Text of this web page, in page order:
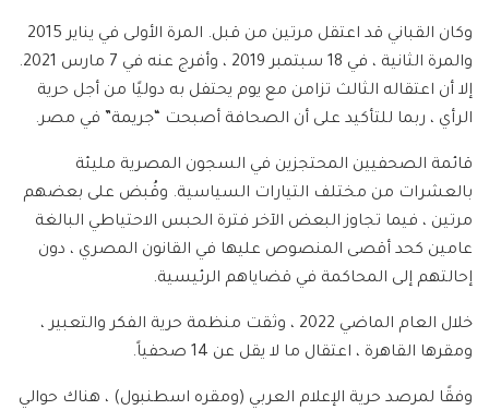
وكان القباني قد اعتقل مرتين من قبل. المرة الأولى في يناير 2015
والمرة الثانية ، في 18 سبتمبر 2019 ، وأفرج عنه في 7 مارس 2021.
إلا أن اعتقاله الثالث تزامن مع يوم يحتفل به دوليًا من أجل حرية
الرأي ، ربما للتأكيد على أن الصحافة أصبحت “جريمة” في مصر.
قائمة الصحفيين المحتجزين في السجون المصرية مليئة
بالعشرات من مختلف التيارات السياسية. وقُبض على بعضهم
مرتين ، فيما تجاوز البعض الآخر فترة الحبس الاحتياطي البالغة
عامين كحد أقصى المنصوص عليها في القانون المصري ، دون
إحالتهم إلى المحاكمة في قضاياهم الرئيسية.
خلال العام الماضي 2022 ، وثقت منظمة حرية الفكر والتعبير ،
ومقرها القاهرة ، اعتقال ما لا يقل عن 14 صحفياً.
وفقًا لمرصد حرية الإعلام العربي (ومقره اسطنبول) ، هناك حوالي